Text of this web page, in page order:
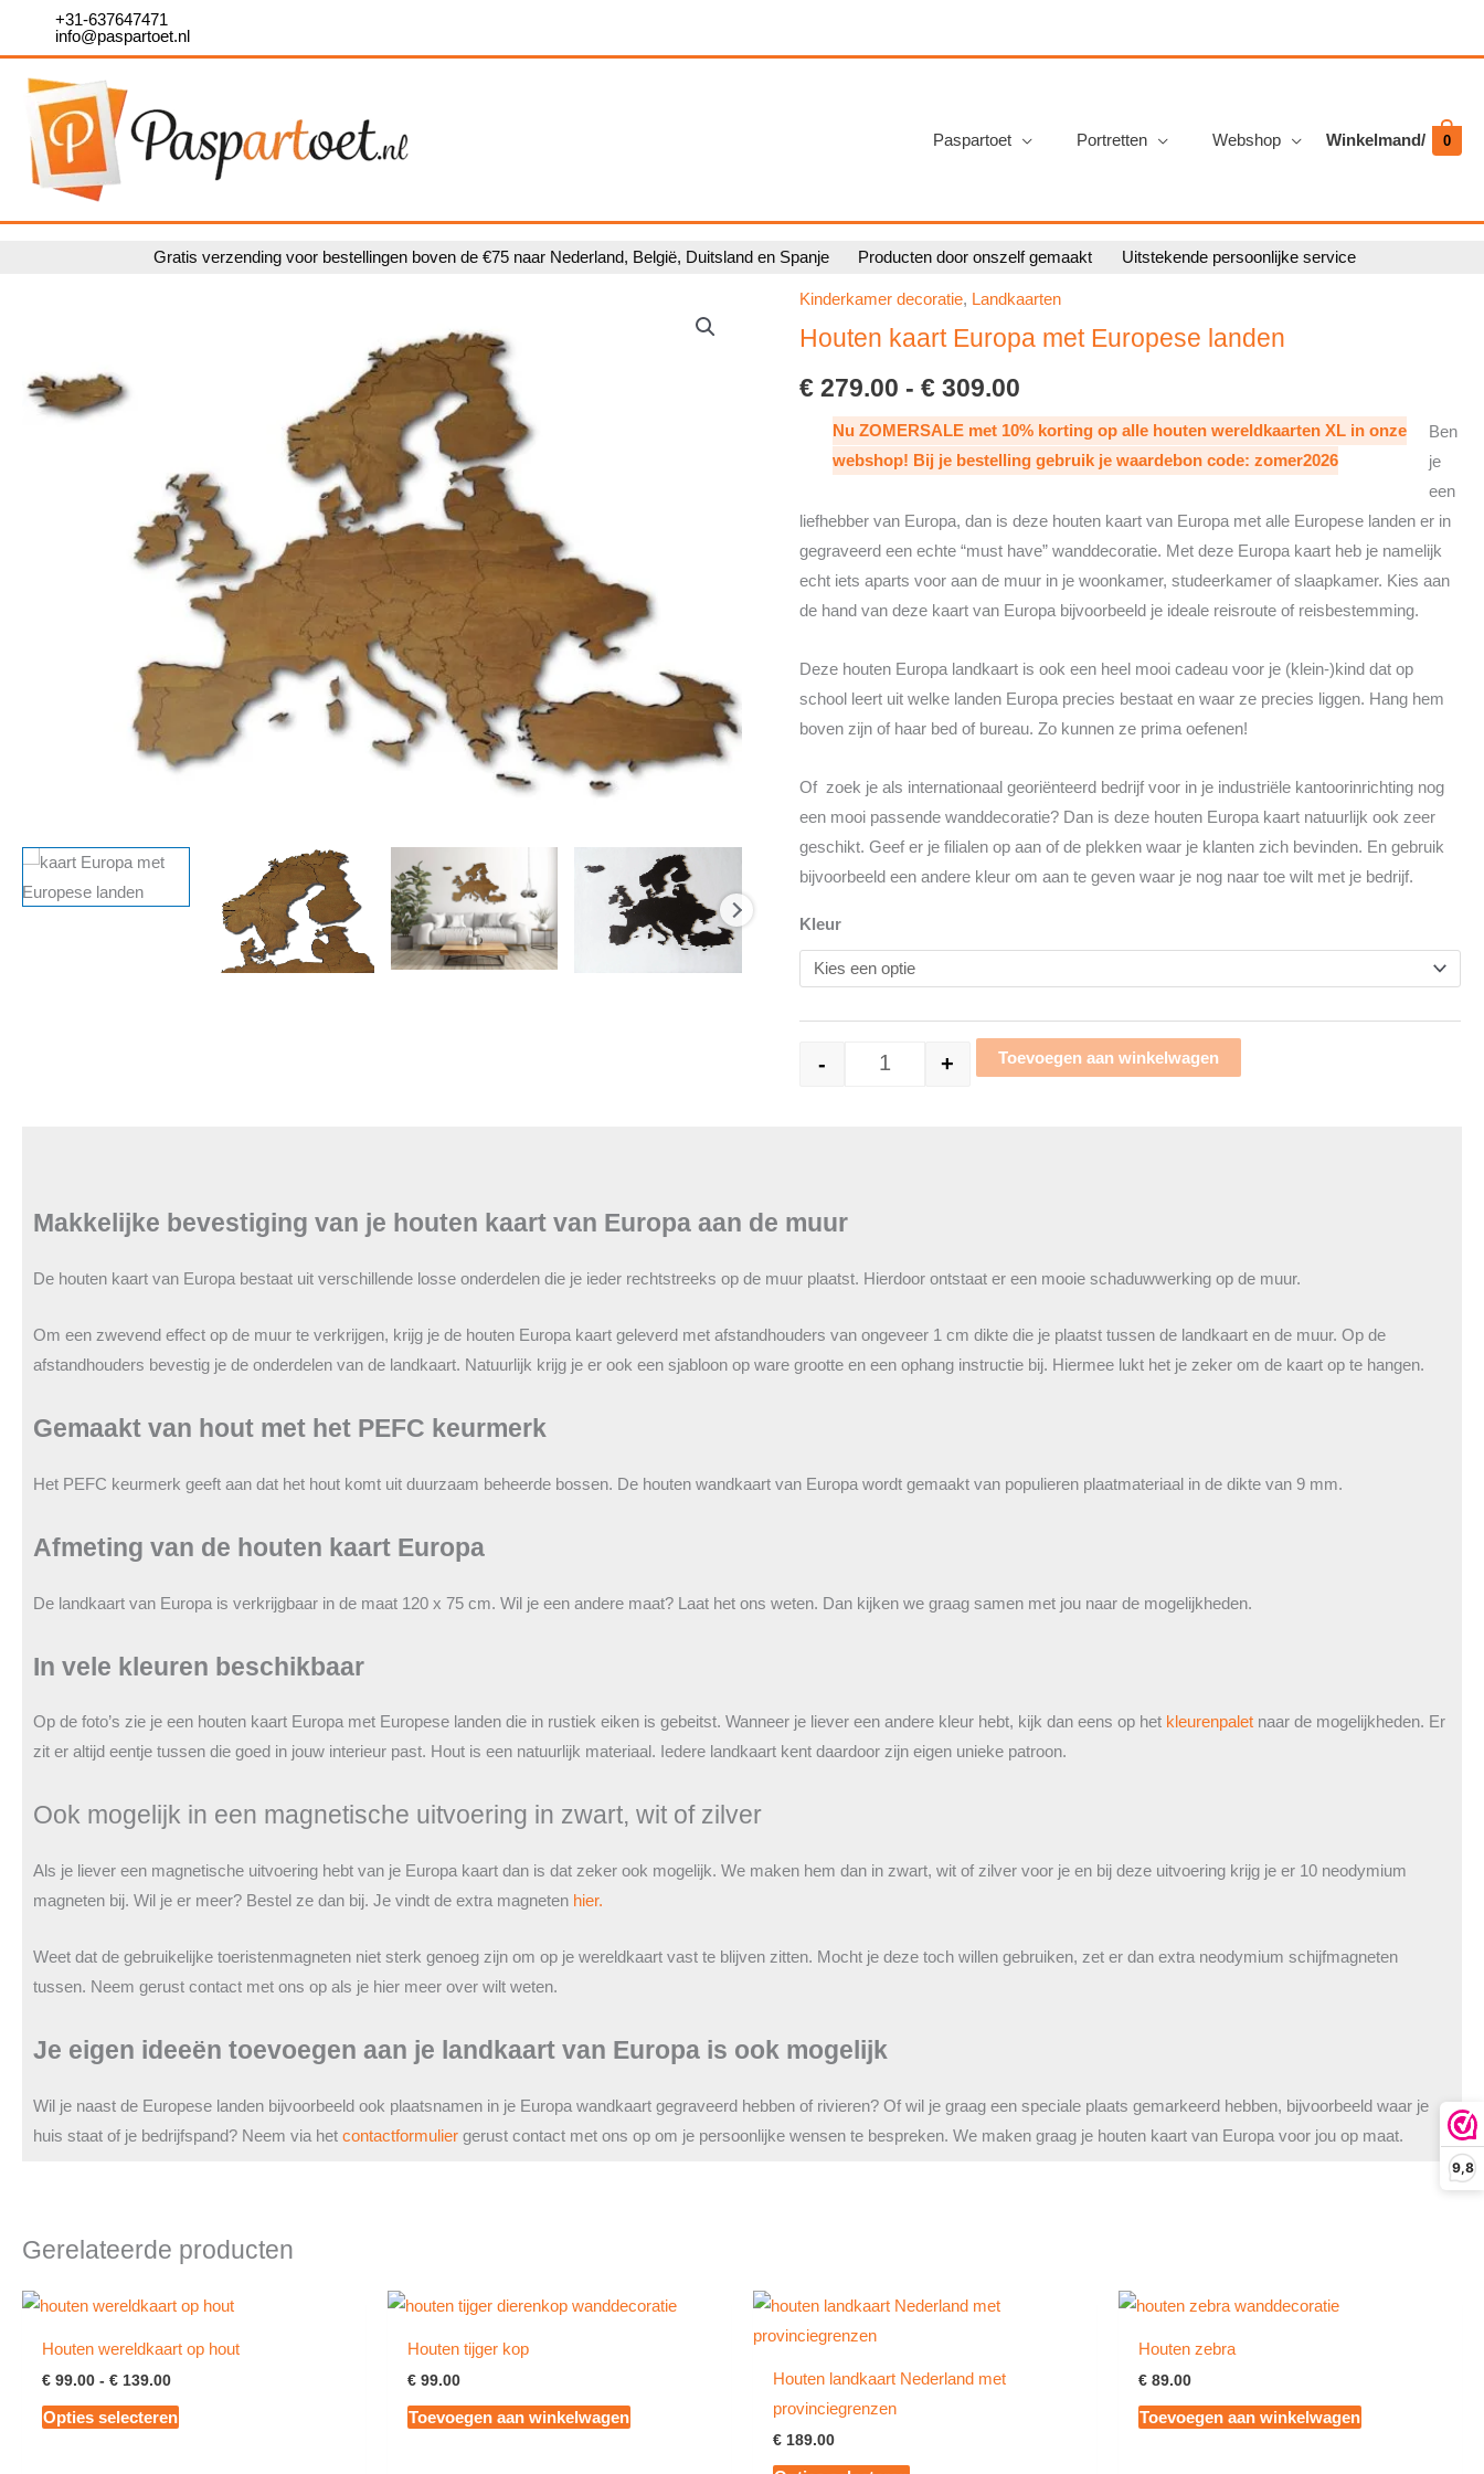
9,8
inhoud
+31-637647471
info@paspartoet.nl
Paspartoet Portretten Webshop Winkelmand/ 0
Gratis verzending voor bestellingen boven de €75 naar Nederland, België, Duitsland en Spanje Producten door onszelf gemaakt Uitstekende persoonlijke service
Kinderkamer decoratie, Landkaarten
Houten kaart Europa met Europese landen
€ 279.00 - € 309.00
€ 279.00
tot
€ 309.00
Nu ZOMERSALE met 10% korting op alle houten wereldkaarten XL in onze
webshop! Bij je bestelling gebruik je waardebon code: zomer2026
Ben
je
een
liefhebber van Europa, dan is deze houten kaart van Europa met alle Europese landen er in
gegraveerd een echte “must have” wanddecoratie. Met deze Europa kaart heb je namelijk
echt iets aparts voor aan de muur in je woonkamer, studeerkamer of slaapkamer. Kies aan
de hand van deze kaart van Europa bijvoorbeeld je ideale reisroute of reisbestemming.
Deze houten Europa landkaart is ook een heel mooi cadeau voor je (klein-)kind dat op
school leert uit welke landen Europa precies bestaat en waar ze precies liggen. Hang hem
boven zijn of haar bed of bureau. Zo kunnen ze prima oefenen!
Of zoek je als internationaal georiënteerd bedrijf voor in je industriële kantoorinrichting nog
een mooi passende wanddecoratie? Dan is deze houten Europa kaart natuurlijk ook zeer
geschikt. Geef er je filialen op aan of de plekken waar je klanten zich bevinden. En gebruik
bijvoorbeeld een andere kleur om aan te geven waar je nog naar toe wilt met je bedrijf.
Kleur
Houten kaart Europa met Europese landen aantal
- + Toevoegen aan winkelwagen
Makkelijke bevestiging van je houten kaart van Europa aan de muur
De houten kaart van Europa bestaat uit verschillende losse onderdelen die je ieder rechtstreeks op de muur plaatst. Hierdoor ontstaat er een mooie schaduwwerking op de muur.
Om een zwevend effect op de muur te verkrijgen, krijg je de houten Europa kaart geleverd met afstandhouders van ongeveer 1 cm dikte die je plaatst tussen de landkaart en de muur. Op de
afstandhouders bevestig je de onderdelen van de landkaart. Natuurlijk krijg je er ook een sjabloon op ware grootte en een ophang instructie bij. Hiermee lukt het je zeker om de kaart op te hangen.
Gemaakt van hout met het PEFC keurmerk
Het PEFC keurmerk geeft aan dat het hout komt uit duurzaam beheerde bossen. De houten wandkaart van Europa wordt gemaakt van populieren plaatmateriaal in de dikte van 9 mm.
Afmeting van de houten kaart Europa
De landkaart van Europa is verkrijgbaar in de maat 120 x 75 cm. Wil je een andere maat? Laat het ons weten. Dan kijken we graag samen met jou naar de mogelijkheden.
In vele kleuren beschikbaar
Op de foto’s zie je een houten kaart Europa met Europese landen die in rustiek eiken is gebeitst. Wanneer je liever een andere kleur hebt, kijk dan eens op het kleurenpalet naar de mogelijkheden. Er
zit er altijd eentje tussen die goed in jouw interieur past. Hout is een natuurlijk materiaal. Iedere landkaart kent daardoor zijn eigen unieke patroon.
Ook mogelijk in een magnetische uitvoering in zwart, wit of zilver
Als je liever een magnetische uitvoering hebt van je Europa kaart dan is dat zeker ook mogelijk. We maken hem dan in zwart, wit of zilver voor je en bij deze uitvoering krijg je er 10 neodymium
magneten bij. Wil je er meer? Bestel ze dan bij. Je vindt de extra magneten hier.
Weet dat de gebruikelijke toeristenmagneten niet sterk genoeg zijn om op je wereldkaart vast te blijven zitten. Mocht je deze toch willen gebruiken, zet er dan extra neodymium schijfmagneten
tussen. Neem gerust contact met ons op als je hier meer over wilt weten.
Je eigen ideeën toevoegen aan je landkaart van Europa is ook mogelijk
Wil je naast de Europese landen bijvoorbeeld ook plaatsnamen in je Europa wandkaart gegraveerd hebben of rivieren? Of wil je graag een speciale plaats gemarkeerd hebben, bijvoorbeeld waar je
huis staat of je bedrijfspand? Neem via het contactformulier gerust contact met ons op om je persoonlijke wensen te bespreken. We maken graag je houten kaart van Europa voor jou op maat.
Gerelateerde producten
Houten wereldkaart op hout
€ 99.00 - € 139.00Prijsklasse:
tot
Opties selecterenDit
Houten tijger kop
€ 99.00
Toevoegen aan winkelwagen
Houten landkaart Nederland met
provinciegrenzen
€ 189.00
Houten zebra
€ 89.00
Toevoegen aan winkelwagen